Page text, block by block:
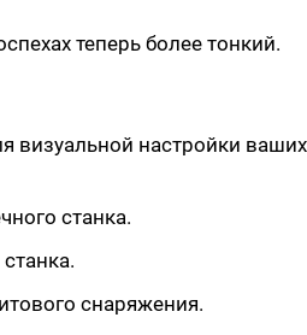
теперь более тонкий.
визуальной настройки ваших
станка.
снаряжения.